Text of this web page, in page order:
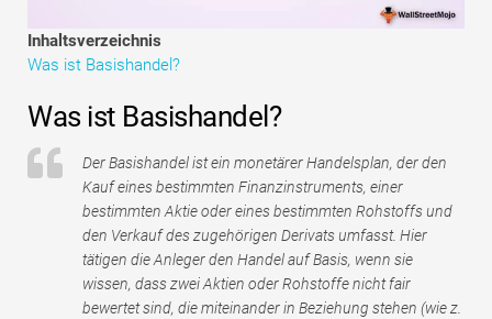
Vollständige Form
Risikomanagement-Tutorials
Inhaltsverzeichnis
Was ist Basishandel?
Was ist Basishandel?
Der Basishandel ist ein monetärer Handelsplan, der den
Kauf eines bestimmten Finanzinstruments, einer
bestimmten Aktie oder eines bestimmten Rohstoffs und
den Verkauf des zugehörigen Derivats umfasst. Hier
tätigen die Anleger den Handel auf Basis, wenn sie
wissen, dass zwei Aktien oder Rohstoffe nicht fair
bewertet sind, die miteinander in Beziehung stehen (wie z.